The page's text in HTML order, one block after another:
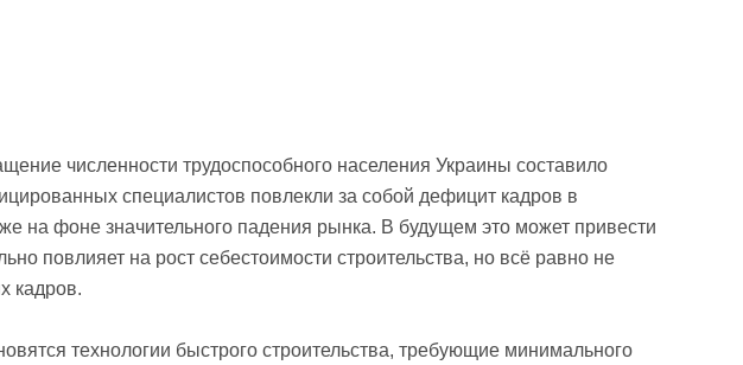
численности трудоспособного населения Украины составило
специалистов повлекли за собой дефицит кадров в
на фоне значительного падения рынка. В будущем это может привести
повлияет на рост себестоимости строительства, но всё равно не
кадров.
технологии быстрого строительства, требующие минимального